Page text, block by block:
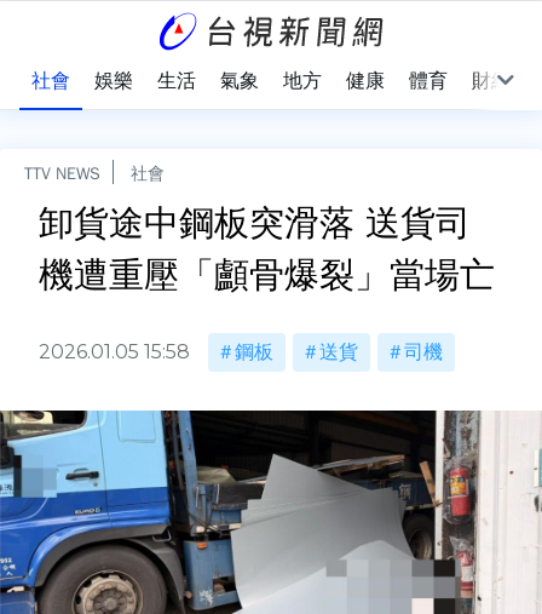
社會 娛樂 生活 氣象 地方 健康 體育 財經
TTV NEWS 社會
卸貨途中鋼板突滑落 送貨司
機遭重壓「顱骨爆裂」當場亡
2026.01.05 15:58 鋼板 送貨 司機